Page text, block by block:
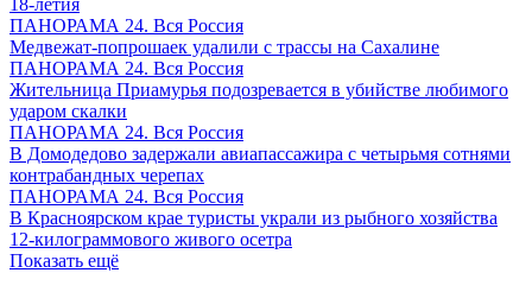
18-летия
ПАНОРАМА 24. Вся Россия
Медвежат-попрошаек удалили с трассы на Сахалине
ПАНОРАМА 24. Вся Россия
Жительница Приамурья подозревается в убийстве любимого
ударом скалки
ПАНОРАМА 24. Вся Россия
В Домодедово задержали авиапассажира с четырьмя сотнями
контрабандных черепах
ПАНОРАМА 24. Вся Россия
В Красноярском крае туристы украли из рыбного хозяйства
12-килограммового живого осетра
Показать ещё